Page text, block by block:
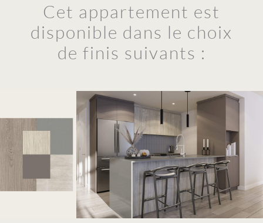
Cet appartement est
disponible dans le choix
de finis suivants :